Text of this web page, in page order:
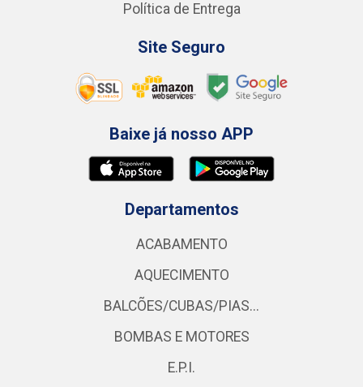
Política de Entrega
Site Seguro
Baixe já nosso APP
Departamentos
ACABAMENTO
AQUECIMENTO
BALCÕES/CUBAS/PIAS...
BOMBAS E MOTORES
E.P.I.